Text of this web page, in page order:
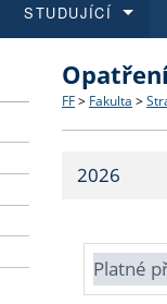
Struktura
Strategie
Fakultní
Co
Učitelské
STUDUJÍCÍ
O vědě a
Aktuální
FF > Fakulta >
2026
Platné